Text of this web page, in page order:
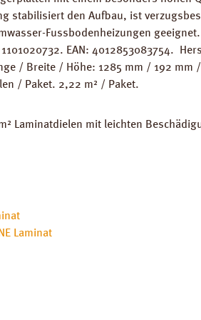
stabilisiert den Aufbau, ist
Fussbodenheizungen geeignet.
EAN: 4012853083754.
/ Breite / Höhe: 1285 mm / 192 mm
/ Paket. 2,22 m² / Paket.
Laminatdielen mit leichten
Laminat